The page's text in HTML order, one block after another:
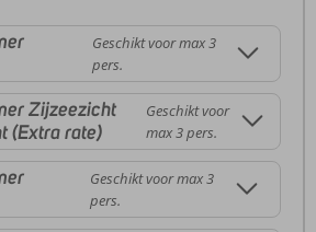
Geschikt voor max 3
pers.
Zijzeezicht
(Extra rate)
Geschikt voor
max 3 pers.
Geschikt voor max 3
pers.